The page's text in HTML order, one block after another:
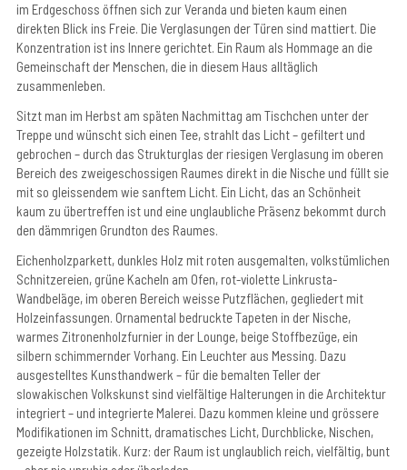
im Erdgeschoss öffnen sich zur Veranda und bieten kaum einen
direkten Blick ins Freie. Die Verglasungen der Türen sind mattiert. Die
Konzentration ist ins Innere gerichtet. Ein Raum als Hommage an die
Gemeinschaft der Menschen, die in diesem Haus alltäglich
zusammenleben.
Sitzt man im Herbst am späten Nachmittag am Tischchen unter der
Treppe und wünscht sich einen Tee, strahlt das Licht – gefiltert und
gebrochen – durch das Strukturglas der riesigen Verglasung im oberen
Bereich des zweigeschossigen Raumes direkt in die Nische und füllt sie
mit so gleissendem wie sanftem Licht. Ein Licht, das an Schönheit
kaum zu übertreffen ist und eine unglaubliche Präsenz bekommt durch
den dämmrigen Grundton des Raumes.
Eichenholzparkett, dunkles Holz mit roten ausgemalten, volkstümlichen
Schnitzereien, grüne Kacheln am Ofen, rot-violette Linkrusta-
Wandbeläge, im oberen Bereich weisse Putzflächen, gegliedert mit
Holzeinfassungen. Ornamental bedruckte Tapeten in der Nische,
warmes Zitronenholzfurnier in der Lounge, beige Stoffbezüge, ein
silbern schimmernder Vorhang. Ein Leuchter aus Messing. Dazu
ausgestelltes Kunsthandwerk – für die bemalten Teller der
slowakischen Volkskunst sind vielfältige Halterungen in die Architektur
integriert – und integrierte Malerei. Dazu kommen kleine und grössere
Modifikationen im Schnitt, dramatisches Licht, Durchblicke, Nischen,
gezeigte Holzstatik. Kurz: der Raum ist unglaublich reich, vielfältig, bunt